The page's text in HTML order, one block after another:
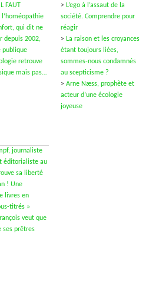
FAUT
qui dit ne
depuis 2002,
publique
retrouve
mais pas…
> L’ego à l’assaut de la
société. Comprendre pour
réagir
> La raison et les croyances
étant toujours liées,
sommes-nous condamnés
au scepticisme ?
> Arne Næss, prophète et
acteur d’une écologie
joyeuse
journaliste
éditorialiste au
sa liberté
! Une
livres en
titrés »
veut que
ses prêtres